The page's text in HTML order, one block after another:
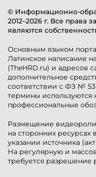
© Информационно-
2012–2026 г. Все
являются
Основным языком
Латинское написание
(TheHRD.ru) и адресов
дополнительное
соответствии с ФЗ №
термины используются
профессиональные
Размещение
на сторонних
указании источника
На регулярную и
требуется разрешение